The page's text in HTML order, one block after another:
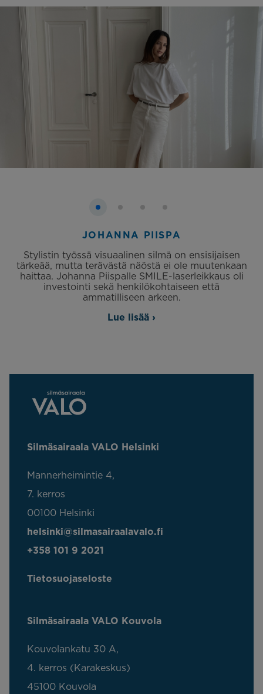
JOHANNA PIISPA
Stylistin työssä visuaalinen silmä on ensisijaisen
tärkeää, mutta terävästä näöstä ei ole muutenkaan
haittaa. Johanna Piispalle SMILE-laserleikkaus oli
investointi sekä henkilökohtaiseen että
ammatilliseen arkeen.
Lue lisää ›
Silmäsairaala VALO Helsinki
Mannerheimintie 4,
7. kerros
00100 Helsinki
helsinki@silmasairaalavalo.fi
+358 101 9 2021
Tietosuojaseloste
Silmäsairaala VALO Kouvola
Kouvolankatu 30 A,
4. kerros (Karakeskus)
45100 Kouvola